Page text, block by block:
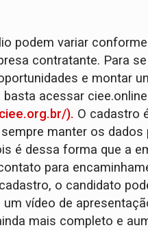
podem variar
contratante. Para se
e montar
basta acessar ciee.online
). O cadastro
manter os dados
é dessa forma que a
para
o candidato
vídeo de
mais completo e